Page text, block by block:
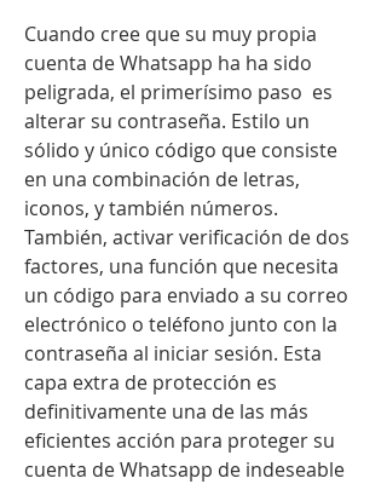
Cuando cree que su muy propia
cuenta de Whatsapp ha ha sido
peligrada, el primerísimo paso  es
alterar su contraseña. Estilo un
sólido y único código que consiste
en una combinación de letras,
iconos, y también números.
También, activar verificación de dos
factores, una función que necesita
un código para enviado a su correo
electrónico o teléfono junto con la
contraseña al iniciar sesión. Esta
capa extra de protección es
definitivamente una de las más
eficientes acción para proteger su
cuenta de Whatsapp de indeseable